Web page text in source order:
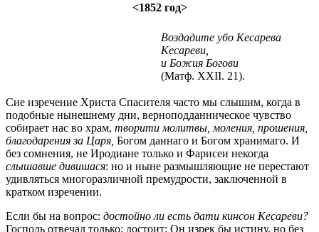
<1852 год>
Воздадите убо Кесарева
Кесареви,
и Божия Богови
(Матф. XXII. 21).
Сие изречение Христа Спасителя часто мы слышим, когда в
подобные нынешнему дни, верноподданническое чувство
собирает нас во храм, творити молитвы, моления, прошения,
благодарения за Царя, Богом даннаго и Богом хранимаго. И
без сомнения, не Иродиане только и Фарисеи некогда
слышавше дивишася: но и ныне размышляющие не перестают
удивляться многоразличной премудрости, заключенной в
кратком изречении.
Если бы на вопрос: достойно ли есть дати кинсон Кесареви?
Господь отвечал только: достоит: Он изрек бы истину, но без